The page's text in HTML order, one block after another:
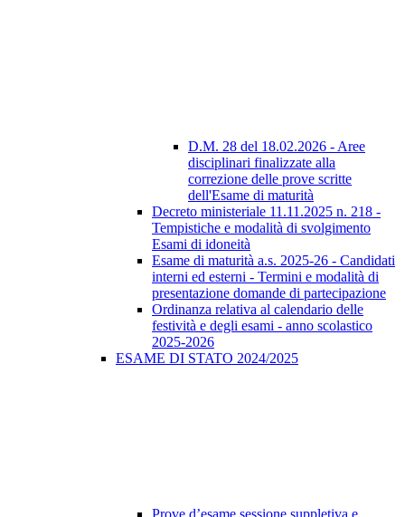
D.M. 28 del 18.02.2026 - Aree
disciplinari finalizzate alla
correzione delle prove scritte
dell'Esame di maturità
Decreto ministeriale 11.11.2025 n. 218 -
Tempistiche e modalità di svolgimento
Esami di idoneità
Esame di maturità a.s. 2025-26 - Candidati
interni ed esterni - Termini e modalità di
presentazione domande di partecipazione
Ordinanza relativa al calendario delle
festività e degli esami - anno scolastico
2025-2026
ESAME DI STATO 2024/2025